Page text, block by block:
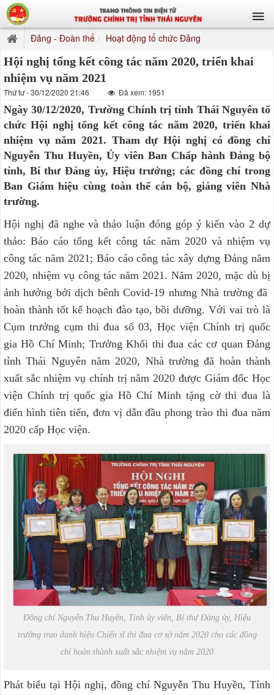
Đảng - Đoàn thể Hoạt động tổ chức Đảng
Hội nghị tổng kết công tác năm 2020, triển khai
nhiệm vụ năm 2021
Thứ tư - 30/12/2020 21:46 Đã xem: 1951
Ngày 30/12/2020, Trường Chính trị tỉnh Thái Nguyên tổ
chức Hội nghị tổng kết công tác năm 2020, triển khai
nhiệm vụ năm 2021. Tham dự Hội nghị có đồng chí
Nguyễn Thu Huyền, Ủy viên Ban Chấp hành Đảng bộ
tỉnh, Bí thư Đảng ủy, Hiệu trưởng; các đồng chí trong
Ban Giám hiệu cùng toàn thể cán bộ, giảng viên Nhà
trường.
Hội nghị đã nghe và thảo luận đóng góp ý kiến vào 2 dự
thảo: Báo cáo tổng kết công tác năm 2020 và nhiệm vụ
công tác năm 2021; Báo cáo công tác xây dựng Đảng năm
2020, nhiệm vụ công tác năm 2021. Năm 2020, mặc dù bị
ảnh hưởng bởi dịch bênh Covid-19 nhưng Nhà trường đã
hoàn thành tốt kế hoạch đào tạo, bồi dưỡng. Với vai trò là
Cụm trưởng cụm thi đua số 03, Học viện Chính trị quốc
gia Hồ Chí Minh; Trưởng Khối thi đua các cơ quan Đảng
tỉnh Thái Nguyên năm 2020, Nhà trường đã hoàn thành
xuất sắc nhiệm vụ chính trị năm 2020 được Giám đốc Học
viện Chính trị quốc gia Hồ Chí Minh tặng cờ thi đua là
điển hình tiên tiến, đơn vị dẫn đầu phong trào thi đua năm
2020 cấp Học viện.
Đồng chí Nguyễn Thu Huyền, Tỉnh ủy viên, Bí thư Đảng ủy, Hiệu
trưởng trao danh hiệu Chiến sĩ thi đua cơ sở năm 2020 cho các đồng
chí hoàn thành xuất sắc nhiệm vụ năm 2020
Phát biểu tại Hội nghị, đồng chí Nguyễn Thu Huyền, Tỉnh